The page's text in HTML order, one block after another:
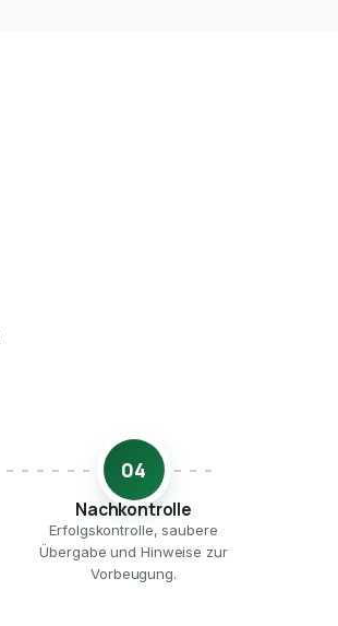
04
Nachkontrolle
Erfolgskontrolle, saubere
Übergabe und Hinweise zur
Vorbeugung.